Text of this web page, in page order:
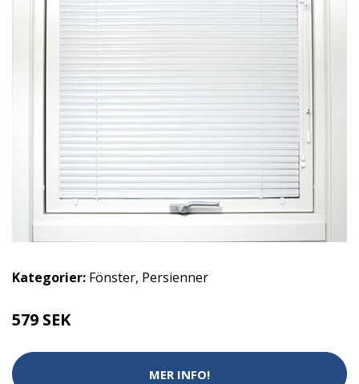
Kategorier: Fönster, Persienner
579 SEK
MER INFO!